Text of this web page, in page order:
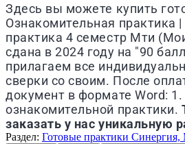
Здесь вы можете купить
Ознакомительная практика
практика 4 семестр Мти
сдана в 2024 году на "90
прилагаем все
сверки со своим. После
документ в формате Word:
ознакомительной практики.
заказать у нас уникальную
Раздел: Готовые практики